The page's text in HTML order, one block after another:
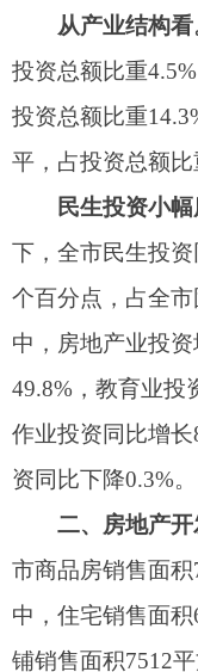
个百分点，占全市固
中，房地产业
投资
作业投资同比增长
资同比下降0.3%。
二、房地产开发
市商品房销售面积7.6
中，住宅销售面积
6.9
售额 4.2亿元，增长
元，同比增长34.3%，
增长 6.8倍。